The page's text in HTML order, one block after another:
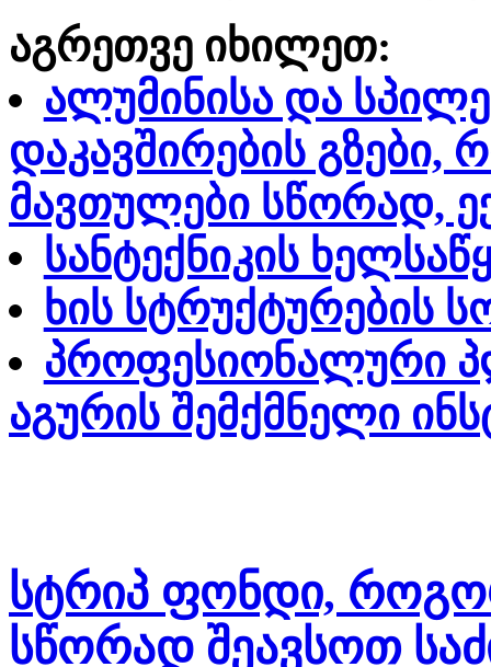
აგრეთვე იხილეთ:
ალუმინისა და
დაკავშირების
მავთულები სწორად,
სანტექნიკის
ხის სტრუქტურების
პროფესიონალური
აგურის შემქმნელი
სტრიპ ფონდი,
სწორად შეავსოთ